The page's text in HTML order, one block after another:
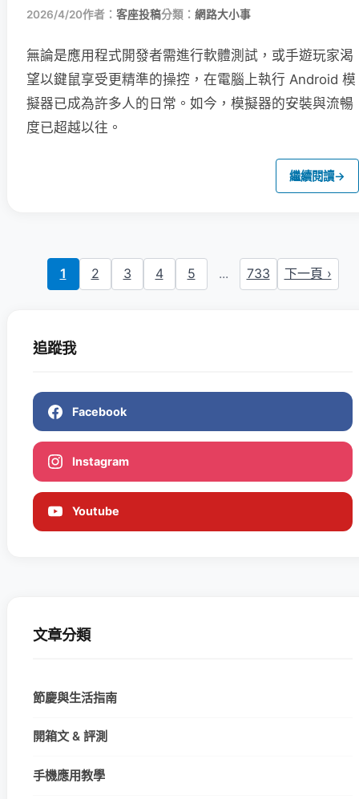
2026/4/20作者： 客座投稿分類： 網路大小事
無論是應用程式開發者需進行軟體測試，或手遊玩家渴
望以鍵鼠享受更精準的操控，在電腦上執行 Android 模
擬器已成為許多人的日常。如今，模擬器的安裝與流暢
度已超越以往。
繼續閱讀→
1 2 3 4 5 ... 733 下一頁 ›
追蹤我
Facebook
Instagram
Youtube
文章分類
節慶與生活指南
開箱文 & 評測
手機應用教學